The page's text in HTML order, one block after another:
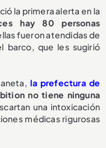
la primera alerta en la
hay 80 personas
fueron atendidas de
barco, que les sugirió
la prefectura de
no tiene ninguna
una intoxicación
médicas rigurosas